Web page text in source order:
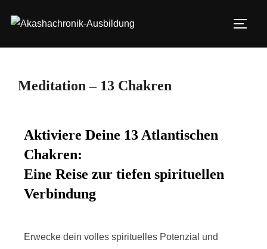
Meditation – 13 Chakren
Aktiviere Deine 13 Atlantischen
Chakren:
Eine Reise zur tiefen spirituellen
Verbindung
Erwecke dein volles spirituelles Potenzial und